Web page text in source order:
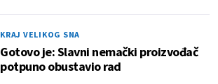
KRAJ VELIKOG SNA
Gotovo je: Slavni nemački proizvođač
potpuno obustavio rad